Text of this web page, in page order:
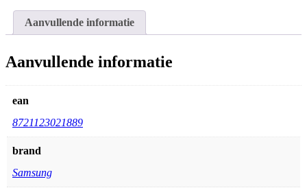
Purple
(Dual
A
Grade
aantal
Aanvullende informatie
Aanvullende informatie
ean
8721123021889
brand
Samsung